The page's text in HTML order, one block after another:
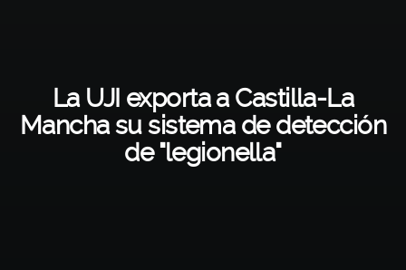
La UJI exporta a Castilla-La
Mancha su sistema de detección
de "legionella"